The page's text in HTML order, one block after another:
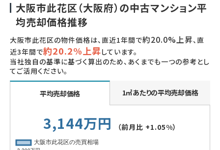
大阪市此花区（大阪府）の中古マンション平
均売却価格推移
大阪市此花区の物件価格は、直近1年間で約20.0%上昇、直
近3年間で約20.2%上昇しています。
当社独自の基準に基づく算出のため、あくまでも一つの参考とし
てご活用ください。
平均売却価格 1㎡あたりの平均売却価格
3,144万円 （前月比 +1.05%）